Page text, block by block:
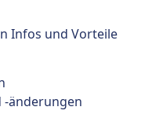
Infos und Vorteile
änderungen